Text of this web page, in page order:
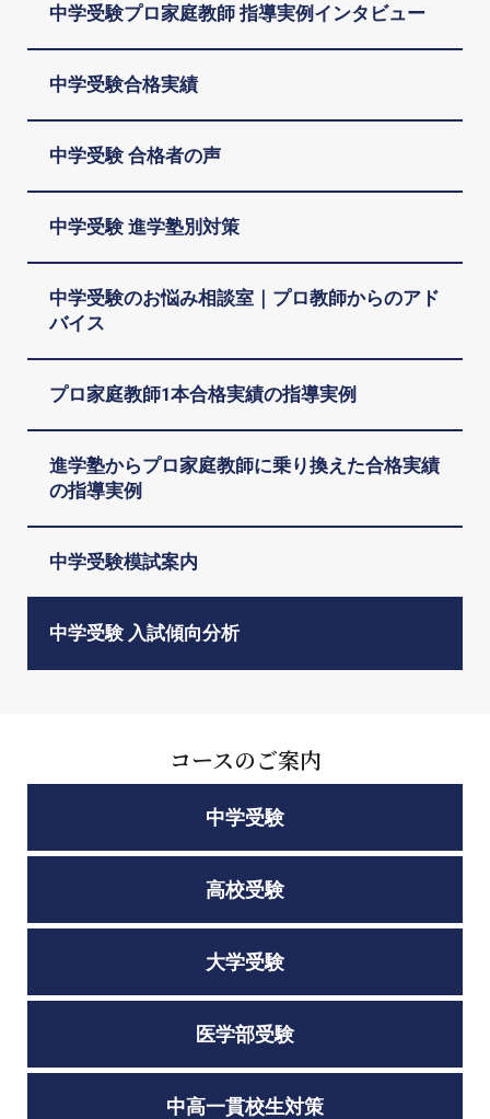
中学受験プロ家庭教師 指導実例インタビュー
中学受験合格実績
中学受験 合格者の声
中学受験 進学塾別対策
中学受験のお悩み相談室｜プロ教師からのアド
バイス
プロ家庭教師1本合格実績の指導実例
進学塾からプロ家庭教師に乗り換えた合格実績
の指導実例
中学受験模試案内
中学受験 入試傾向分析
コースのご案内
中学受験
高校受験
大学受験
医学部受験
中高一貫校生対策